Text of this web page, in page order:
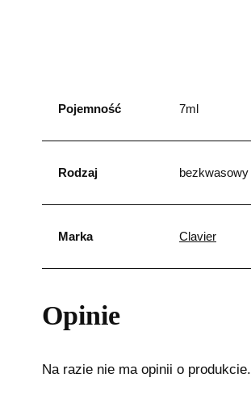
Pojemność 7ml
Rodzaj bezkwasowy
Marka Clavier
Opinie
Na razie nie ma opinii o produkcie.